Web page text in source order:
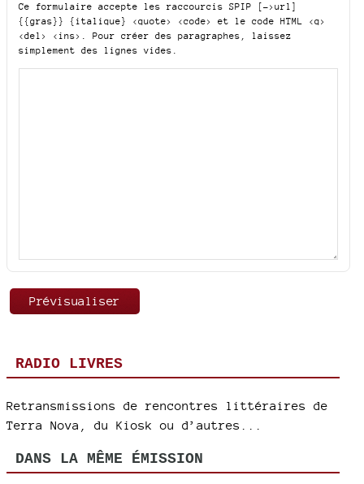
Ce formulaire accepte les raccourcis SPIP
[->url]
{{gras}} {italique} <quote> <code>
et le code HTML <q>
<del> <ins> . Pour créer des paragraphes, laissez
simplement des lignes vides.
RADIO LIVRES
Retransmissions de rencontres littéraires de
Terra Nova, du Kiosk ou d’autres...
DANS LA MÊME ÉMISSION